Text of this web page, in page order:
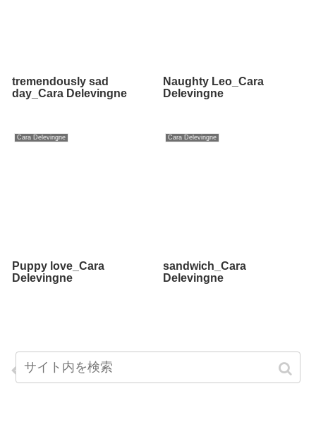
tremendously sad
day_Cara Delevingne
Naughty Leo_Cara
Delevingne
Cara Delevingne
Puppy love_Cara
Delevingne
Cara Delevingne
sandwich_Cara
Delevingne